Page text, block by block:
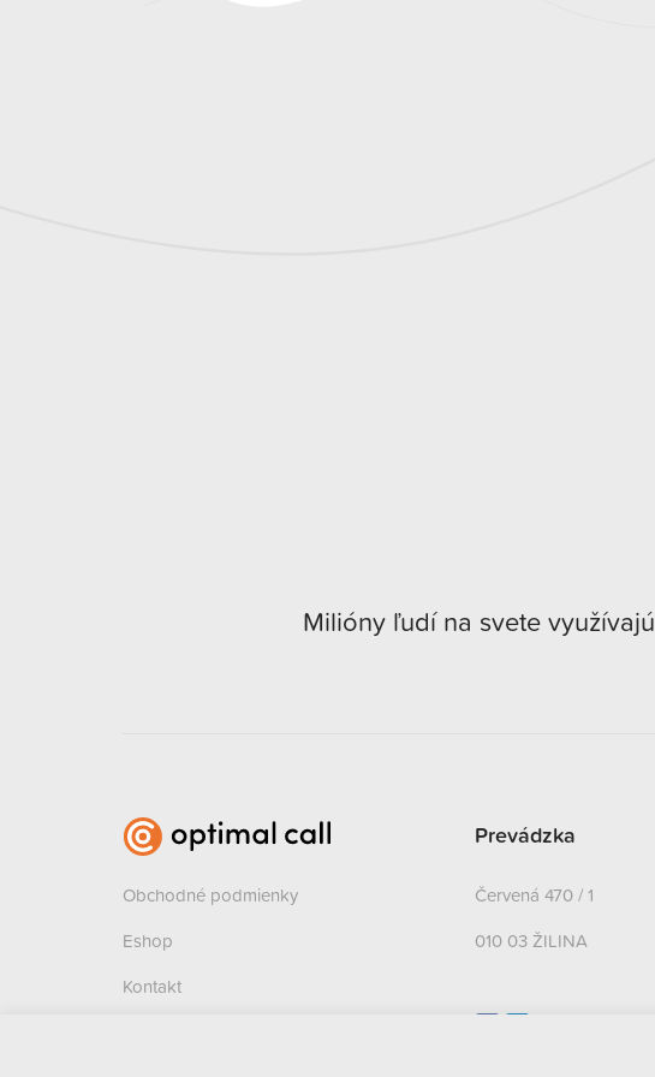
Milióny ľudí na svete
Obchodné podmienky
Eshop
Kontakt
Prevádzka
Červená 470 / 1
010 03 ŽILINA